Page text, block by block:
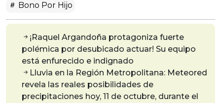
Bono Por Hijo
¡Raquel Argandoña protagoniza fuerte
polémica por desubicado actuar! Su equipo
está enfurecido e indignado
Lluvia en la Región Metropolitana: Meteored
revela las reales posibilidades de
precipitaciones hoy, 11 de octubre, durante el